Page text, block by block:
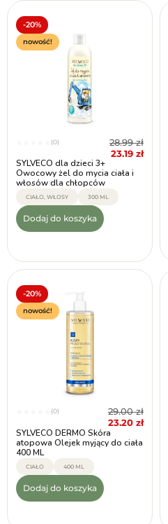
-20%
nowość!
(0) 28.99zł
23.19 zł
SYLVECO dla dzieci 3+
Owocowy żel do mycia ciała i
włosów dla chłopców
CIAŁO, WŁOSY 300 ML
Dodaj do koszyka
-20%
nowość!
(0) 29.00zł
23.20 zł
SYLVECO DERMO Skóra
atopowa Olejek myjący do ciała
400 ML
CIAŁO 400 ML
Dodaj do koszyka